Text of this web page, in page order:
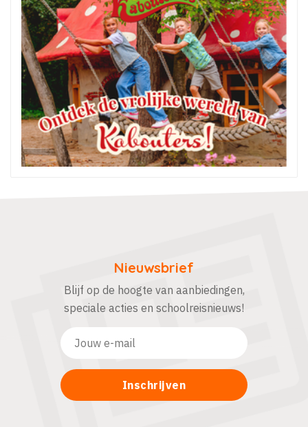
Nieuwsbrief
Blijf op de hoogte van aanbiedingen,
speciale acties en schoolreisnieuws!